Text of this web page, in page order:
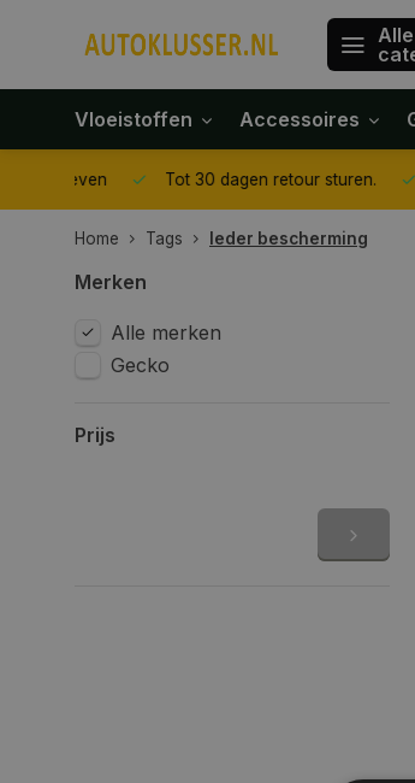
Alle
Vloeistoffen Accessoires
Tot 30 dagen retour sturen. Op
Home Tags leder bescherming
Merken
Alle merken
Gecko
Prijs